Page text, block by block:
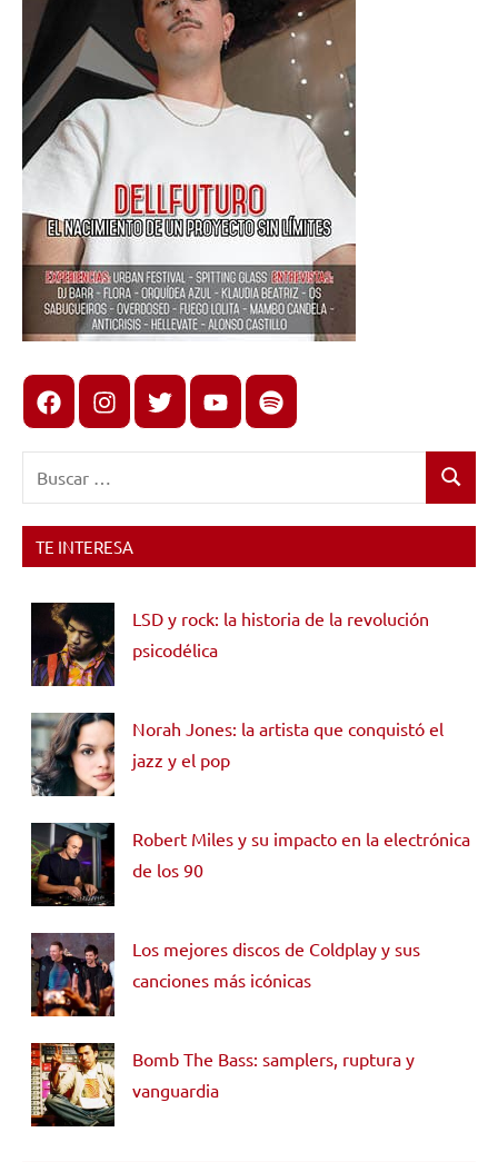
FacebookInstagram
X youtubespotify
Buscar
TE INTERESA
LSD y rock: la historia de la revolución
psicodélica
Norah Jones: la artista que conquistó el
jazz y el pop
Robert Miles y su impacto en la electrónica
de los 90
Los mejores discos de Coldplay y sus
canciones más icónicas
Bomb The Bass: samplers, ruptura y
vanguardia